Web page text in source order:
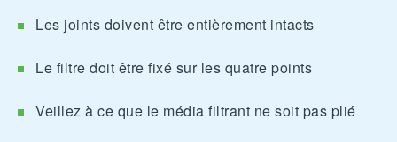
Les joints doivent être entièrement intacts
Le filtre doit être fixé sur les quatre points
Veillez à ce que le média filtrant ne soit pas plié